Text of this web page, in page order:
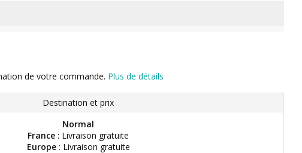
de votre commande. Plus de détails
Destination et prix
Normal
France : Livraison gratuite
Europe: Livraison gratuite